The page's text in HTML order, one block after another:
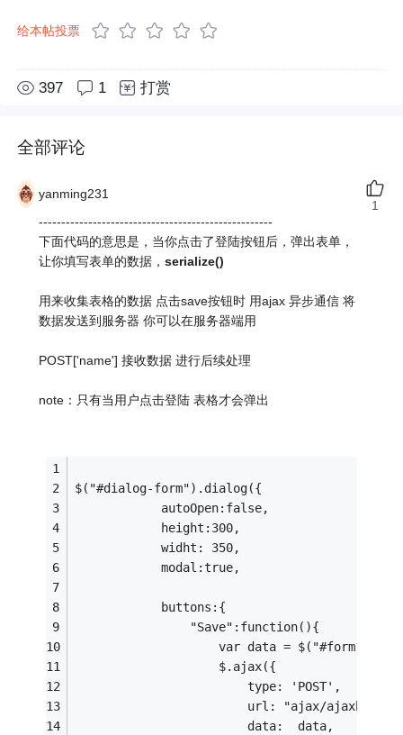
给本帖投票
397 1 打赏
全部评论
yanming231
----------------------------------------------------
下面代码的意思是，当你点击了登陆按钮后，弹出表单，
让你填写表单的数据，serialize()
用来收集表格的数据 点击save按钮时 用ajax 异步通信 将
数据发送到服务器 你可以在服务器端用
POST['name'] 接收数据 进行后续处理
note：只有当用户点击登陆 表格才会弹出
$("#dialog-form").dialog({
			autoOpen:false,
			height:300,
			widht: 350,
			modal:true,
			buttons:{
				"Save":function(){
var data =
					$.ajax({
						type: 'POST',
url: "ajax/
						data:  data,
1